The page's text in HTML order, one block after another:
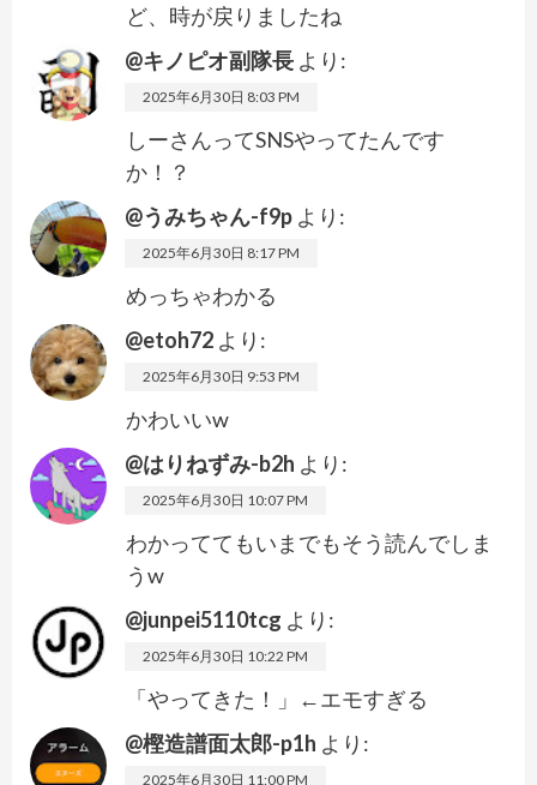
ど、時が戻りましたね
@キノピオ副隊長 より:
2025年6月30日 8:03 PM
しーさんってSNSやってたんです
か！？
@うみちゃん-f9p より:
2025年6月30日 8:17 PM
めっちゃわかる
@etoh72 より:
2025年6月30日 9:53 PM
かわいいw
@はりねずみ-b2h より:
2025年6月30日 10:07 PM
わかっててもいまでもそう読んでしま
うw
@junpei5110tcg より:
2025年6月30日 10:22 PM
「やってきた！」←エモすぎる
@樫造譜面太郎-p1h より:
2025年6月30日 11:00 PM